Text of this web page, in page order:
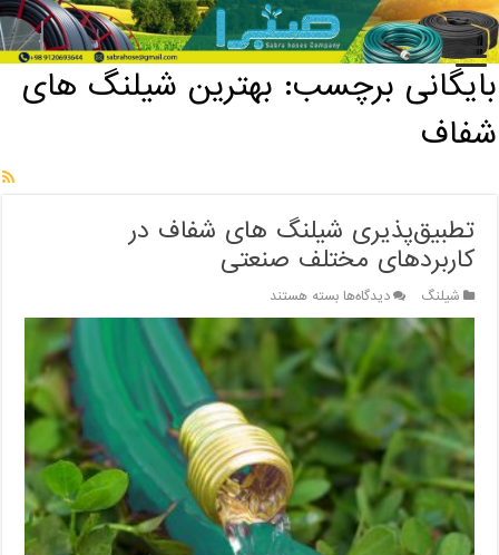
خانه / بایگانی برچسب: بهترین شیلنگ های شفاف
بایگانی برچسب: بهترین شیلنگ های
شفاف
تطبیق‌پذیری شیلنگ های شفاف در
کاربردهای مختلف صنعتی
شیلنگ دیدگاه‌هابرای
تطبیق‌پذیری
شیلنگ
های
شفاف
در
کاربردهای
مختلف
صنعتی
بسته هستند